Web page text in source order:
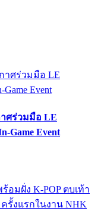
าศร่วมมือ LE
Game Event